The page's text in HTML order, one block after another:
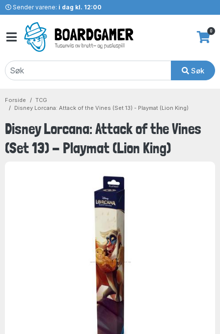
Sender varene: i dag kl. 12:00
Søk
0
Forside
TCG
Disney Lorcana: Attack of the Vines (Set 13) - Playmat (Lion King)
Disney Lorcana: Attack of the Vines
(Set 13) - Playmat (Lion King)